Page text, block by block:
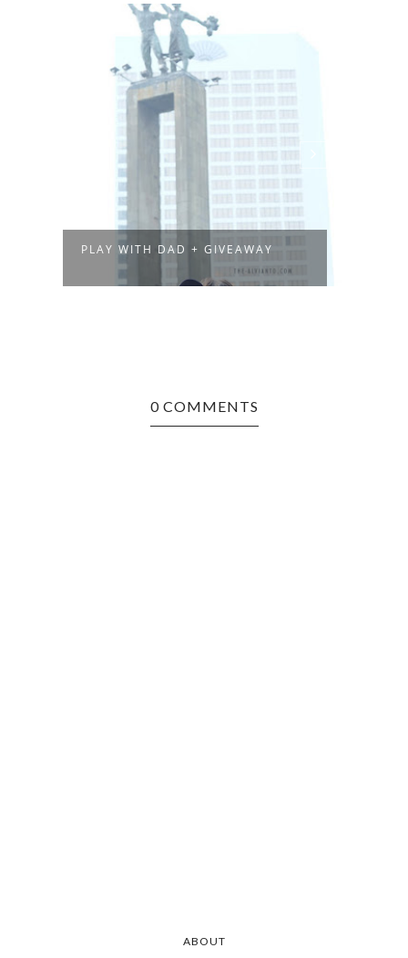
PLAY WITH DAD + GIVEAWAY
0 COMMENTS
ABOUT